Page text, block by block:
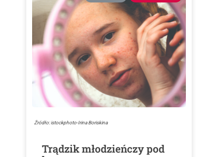
Źródło: istockphoto-Irina Boriskina
Trądzik młodzieńczy pod